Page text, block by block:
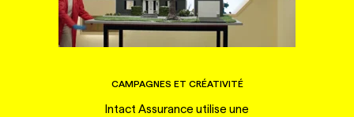
CAMPAGNES ET CRÉATIVITÉ
Intact Assurance utilise une